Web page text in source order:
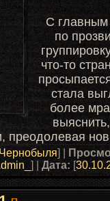
С главным
по
что-то
стала
более
преодолевая
] |
] | Дата: [